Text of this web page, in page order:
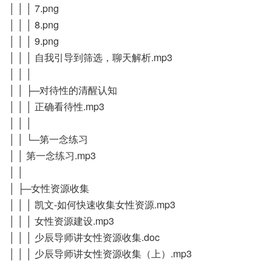
│ │ │ 7.png
│ │ │ 8.png
│ │ │ 9.png
│ │ │ 自我引导到筛选，聊天解析.mp3
│ │ ├─对待性的清醒认知
│ │ │ 正确看待性.mp3
│ │ └─第一念练习
│ │ 第一念练习.mp3
│ ├─女性资源收集
│ │ │ 凯文-如何快速收集女性资源.mp3
│ │ │ 女性资源建设.mp3
│ │ │ 少辰导师讲女性资源收集.doc
│ │ │ 少辰导师讲女性资源收集（上）.mp3